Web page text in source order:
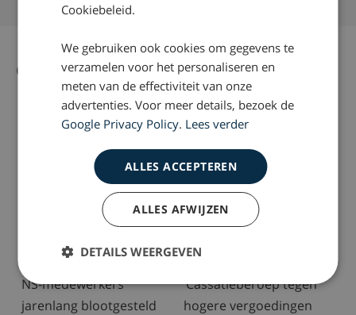
Gerelateerd nieuws Alle nieuws artikelen
2022-11-22
NS-medewerkers
jarenlang blootgesteld
‘Cassatieberoep tegen
hogere vergoedingen
Cookiebeleid.
We gebruiken ook cookies om gegevens te
verzamelen voor het personaliseren en
meten van de effectiviteit van onze
advertenties. Voor meer details, bezoek de
Google Privacy Policy. Lees verder
ALLES ACCEPTEREN
ALLES AFWIJZEN
DETAILS WEERGEVEN